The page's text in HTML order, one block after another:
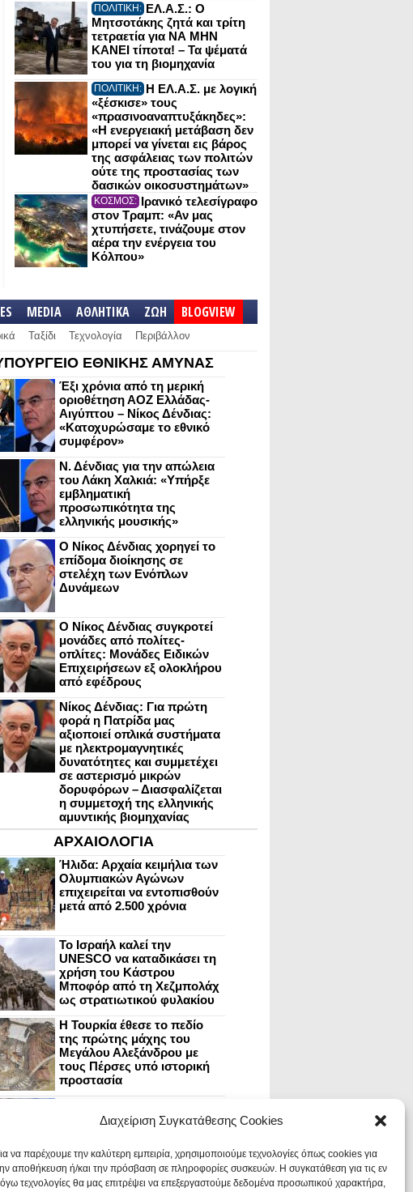
Διαχείριση Συγκατάθεσης Cookies
να παρέχουμε την καλύτερη εμπειρία, χρησιμοποιούμε τεχνολογίες όπως cookies για
αποθήκευση ή/και την πρόσβαση σε πληροφορίες συσκευών. Η συγκατάθεση για τις εν
τεχνολογίες θα μας επιτρέψει να επεξεργαστούμε δεδομένα προσωπικού χαρακτήρα,
ΠΟΛΙΤΙΚΗ: ΕΛ.Α.Σ.: Ο
Μητσοτάκης ζητά και τρίτη
τετραετία για ΝΑ ΜΗΝ
ΚΑΝΕΙ τίποτα! – Τα ψέματά
του για τη βιομηχανία
ΠΟΛΙΤΙΚΗ: Η ΕΛ.Α.Σ. με λογική
«ξέσκισε» τους
«πρασινοαναπτυξάκηδες»:
«Η ενεργειακή μετάβαση δεν
μπορεί να γίνεται εις βάρος
της ασφάλειας των πολιτών
ούτε της προστασίας των
δασικών οικοσυστημάτων»
ΚΟΣΜΟΣ: Ιρανικό τελεσίγραφο
στον Τραμπ: «Αν μας
χτυπήσετε, τινάζουμε στον
αέρα την ενέργεια του
Κόλπου»
MEDIA ΑΘΛΗΤΙΚΑ ΖΩΗ BLOGVIEW
Ταξίδι Τεχνολογία Περιβάλλον
ΕΘΝΙΚΗΣ ΑΜΥΝΑΣ
Έξι χρόνια από τη μερική
οριοθέτηση ΑΟΖ Ελλάδας-
Αιγύπτου – Νίκος Δένδιας:
«Κατοχυρώσαμε το εθνικό
συμφέρον»
Ν. Δένδιας για την απώλεια
του Λάκη Χαλκιά: «Υπήρξε
εμβληματική
προσωπικότητα της
ελληνικής μουσικής»
Ο Νίκος Δένδιας χορηγεί το
επίδομα διοίκησης σε
στελέχη των Ενόπλων
Δυνάμεων
Ο Νίκος Δένδιας συγκροτεί
μονάδες από πολίτες-
οπλίτες: Μονάδες Ειδικών
Επιχειρήσεων εξ ολοκλήρου
από εφέδρους
Νίκος Δένδιας: Για πρώτη
φορά η Πατρίδα μας
αξιοποιεί οπλικά συστήματα
με ηλεκτρομαγνητικές
δυνατότητες και συμμετέχει
σε αστερισμό μικρών
δορυφόρων – Διασφαλίζεται
η συμμετοχή της ελληνικής
αμυντικής βιομηχανίας
ΑΡΧΑΙΟΛΟΓΙΑ
Ήλιδα: Αρχαία κειμήλια των
Ολυμπιακών Αγώνων
επιχειρείται να εντοπισθούν
μετά από 2.500 χρόνια
Το Ισραήλ καλεί την
UNESCO να καταδικάσει τη
χρήση του Κάστρου
Μποφόρ από τη Χεζμπολάχ
ως στρατιωτικού φυλακίου
Η Τουρκία έθεσε το πεδίο
της πρώτης μάχης του
Μεγάλου Αλεξάνδρου με
τους Πέρσες υπό ιστορική
προστασία
ανακτόρου στην
στο Παλάτι των Δεσποτών
Οι Νεάντερταλ έκαναν